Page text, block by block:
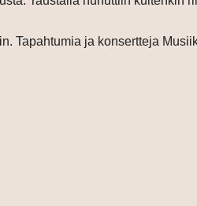
Tapahtumia ja konsertteja